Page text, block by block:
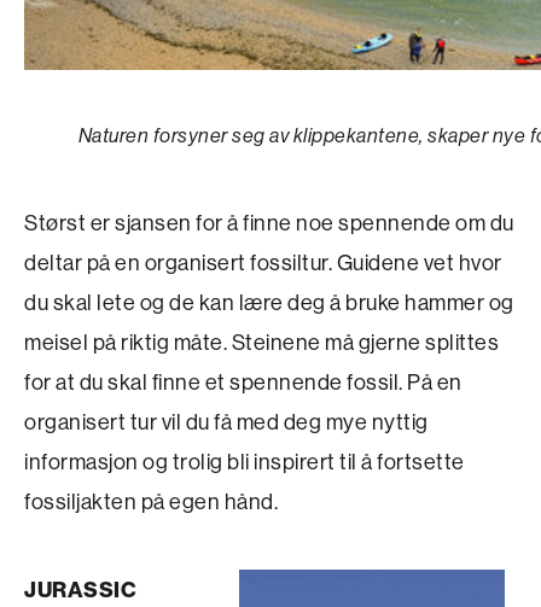
Naturen forsyner seg av klippekantene, skaper
Størst er sjansen for å finne noe spennende om du
deltar på en organisert fossiltur. Guidene vet hvor
du skal lete og de kan lære deg å bruke hammer og
meisel på riktig måte. Steinene må gjerne splittes
for at du skal finne et spennende fossil. På en
organisert tur vil du få med deg mye nyttig
informasjon og trolig bli inspirert til å fortsette
fossil­jakten på egen hånd.
JURASSIC